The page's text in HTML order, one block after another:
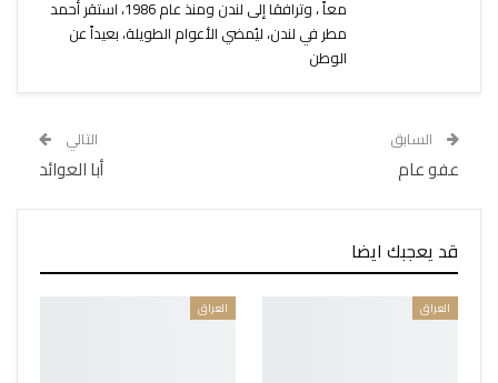
معاً ، وترافقا إلى لندن ومنذ عام 1986، استقر أحمد
مطر في لندن، ليُمضي الأعوام الطويلة، بعيداً عن
الوطن
السابق
عفو عام
التالي
أبا العوائد
قد يعجبك ايضا
العراق العراق